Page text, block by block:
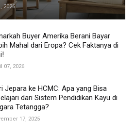
2026
Buyer Amerika Berani Bayar
Mahal dari Eropa? Cek Faktanya di
07, 2026
Jepara ke HCMC: Apa yang Bisa
dari Sistem Pendidikan Kayu di
Tetangga?
17, 2025